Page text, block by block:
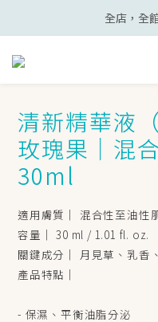
全店，全
清新精華液
玫瑰果｜混
30ml
適用膚質｜ 混合性至油性
容量｜ 30 ml / 1.01 fl. oz.
關鍵成分｜ 月見草、乳香
產品特點｜
- 保濕、平衡油脂分泌